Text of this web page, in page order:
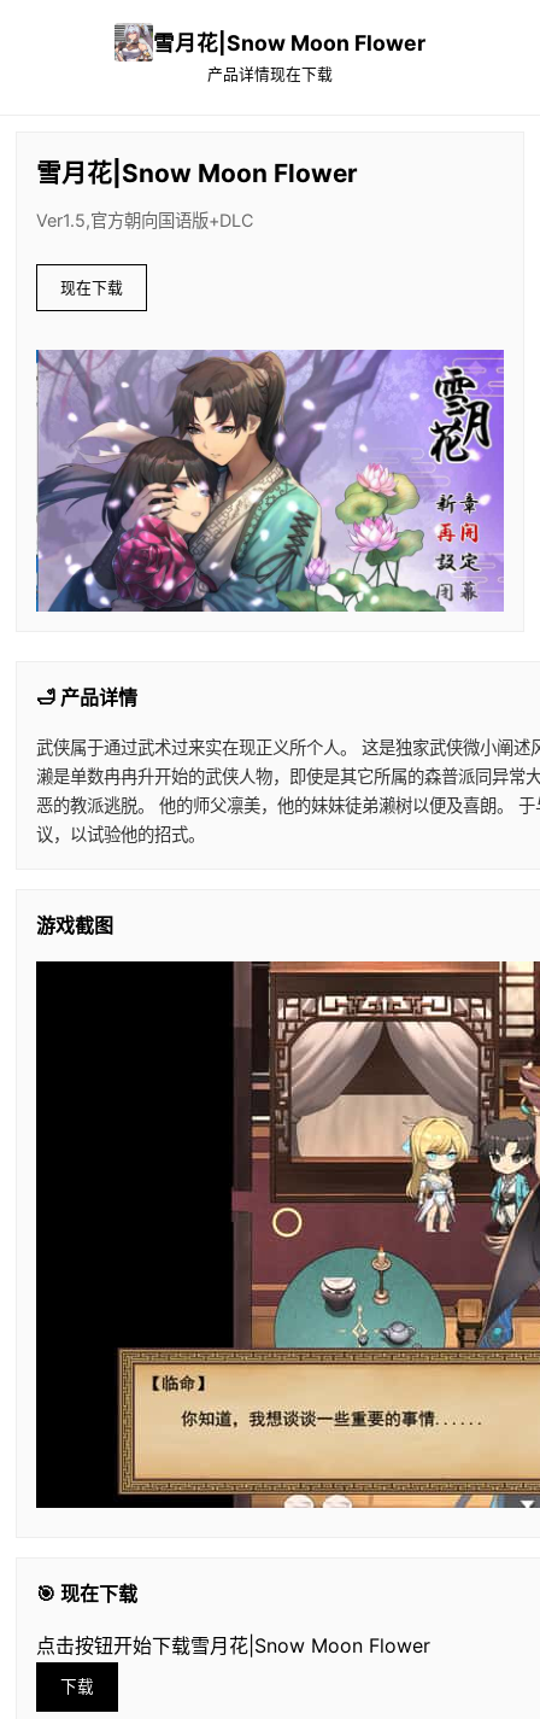
雪月花|Snow Moon Flower
产品详情现在下载
雪月花|Snow Moon Flower
Ver1.5,官方朝向国语版+DLC
现在下载
🛁 产品详情
武侠属于通过武术过来实在现正义所个人。 这是独家武侠微小阐
濑是单数冉冉升开始的武侠人物，即使是其它所属的森普派同异
恶的教派逃脱。 他的师父凛美，他的妹妹徒弟濑树以便及喜朗。
议，以试验他的招式。
游戏截图
🎯 现在下载
点击按钮开始下载雪月花|Snow Moon Flower
下载